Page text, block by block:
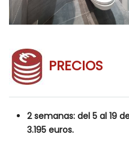
PRECIOS
2 semanas: del 5 al 19
3.195 euros.